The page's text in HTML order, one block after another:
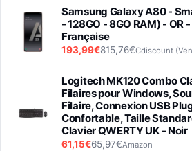
Samsung Galaxy A80 -
- 128GO - 8GO RAM) - OR
Française
193,99€815,76€Cdiscount
Logitech MK120 Combo
Filaires pour Windows,
Filaire, Connexion USB
Confortable, Taille
Clavier QWERTY UK - Noir
61,15€65,97€Amazon